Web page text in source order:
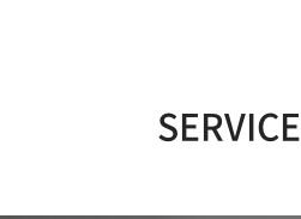
SERVICE